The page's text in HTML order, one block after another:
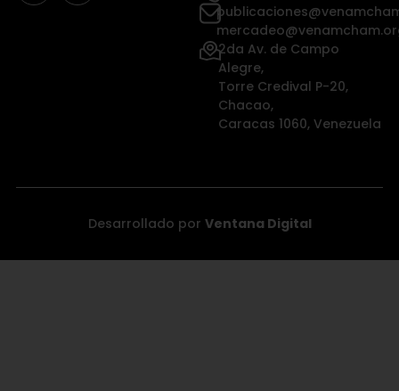
2da Av. de Campo
Alegre,
Torre Credival P-20,
Chacao,
Caracas 1060, Venezuela
Desarrollado por Ventana Digital